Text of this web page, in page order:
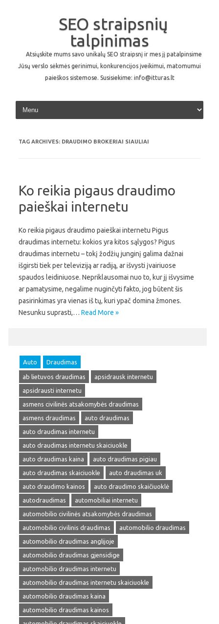
SEO straipsnių
talpinimas
Atsiųskite mums savo unikalų SEO straipsnį ir mes jį patalpinsime
Jūsų verslo sėkmės gerinimui, konkurencijos įveikimui, matomumui
paieškos sistemose. Susisiekime: info@itturas.lt
Skip to content
TAG ARCHIVES: DRAUDIMO BROKERIAI SIAULIAI
Ko reikia pigaus draudimo
paieškai internetu
Ko reikia pigaus draudimo paieškai internetu Pigus
draudimas internetu: kokios yra kitos sąlygos? Pigus
draudimas internetu – tokį žodžių junginį galima dažnai
išgirsti tiek per televiziją ar radiją, ar išvysti įvairiuose
spaudos leidiniuose. Nepriklausomai nuo to, kur jį išvysime
ar pamatysime, negalime nuginčyti fakto, jog būtent šis
pasirinkimas yra vienas iš tų, kuri ypač domina žmones.
Nesunku suprasti,… Read More »
Auto Draudimas
ab lietuvos draudimas
apsidrausk internetu
apsidrausti internetu
asmens civilinės atsakomybės draudimas
asmens draudimas
auto draudimas
auto draudimas internetu
auto draudimas internetu skaiciuokle
auto draudimas kaina
auto draudimas pigiau
auto draudimas skaiciuokle
auto draudimas uk
auto draudimo kainos
auto draudimo skaičiuoklė
autodraudimas
automobiliai internetu
automobilio civilinės atsakomybės draudimas
automobilio civilinis draudimas
automobilio draudimas
automobilio draudimas anglijoje
automobilio draudimas gjensidige
automobilio draudimas internetu
automobilio draudimas internetu skaiciuokle
automobilio draudimas kaina
automobilio draudimas kainos